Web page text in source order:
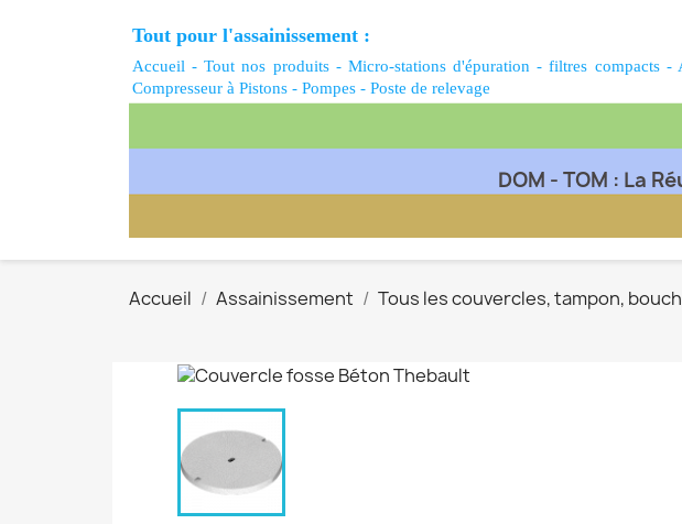
Tout pour l'assainissement :
Accueil -Tout nos produits- Micro-stations d'épuration -filtres compacts-
Compresseur à Pistons - Pompes - Poste de relevage
DOM - TOM : La
Accueil Assainissement Tous les couvercles, tampon,